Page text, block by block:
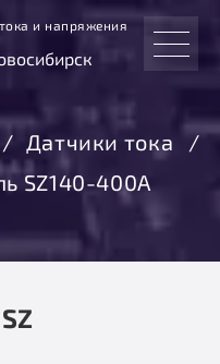
и напряжения
Датчики тока
SZ140-400А